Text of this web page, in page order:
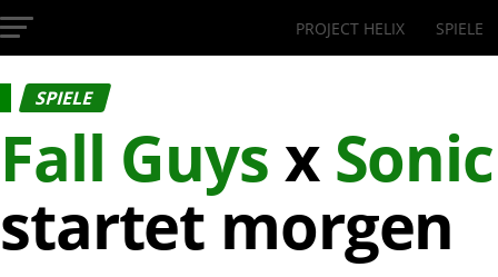
InsideXbox.de
PROJECT HELIX SPIELE
SPIELE
Fall GuysxSonic
startet morgen